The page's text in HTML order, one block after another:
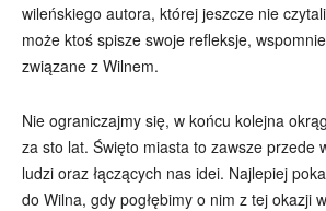
wileńskiego autora, której jeszcze nie
może ktoś spisze swoje refleksje,
związane z Wilnem.
Nie ograniczajmy się, w końcu kolejna
za sto lat. Święto miasta to zawsze przede
ludzi oraz łączących nas idei. Najlepiej
do Wilna, gdy pogłębimy o nim z tej okazji